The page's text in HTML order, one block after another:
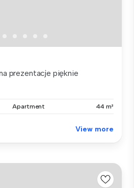
prezentacje pięknie
Apartment 44 m²
View more